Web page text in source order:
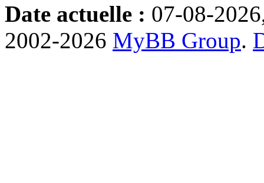
Date actuelle : 07-08-
2002-2026 MyBB Group.